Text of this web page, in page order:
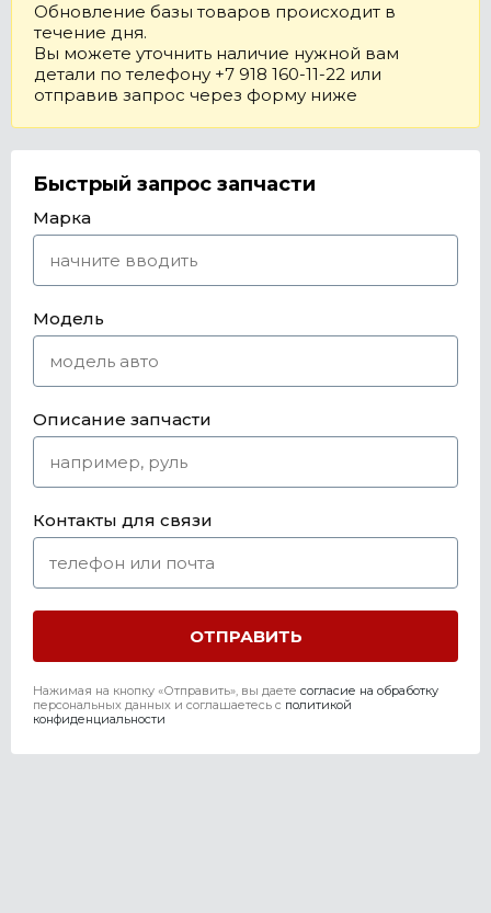
Обновление базы товаров происходит в
течение дня.
Вы можете уточнить наличие нужной вам
детали по телефону +7 918 160-11-22 или
отправив запрос через форму ниже
Быстрый запрос запчасти
Марка
Модель
Описание запчасти
Контакты для связи
Нажимая на кнопку «Отправить», вы даете согласие на обработку
персональных данных и соглашаетесь c политикой
конфиденциальности